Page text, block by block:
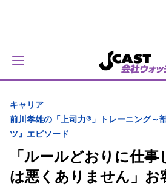
キャリア
前川孝雄の「上司力®」トレーニング～
ツ』エピソード
「ルールどおりに仕
は悪くありません」お